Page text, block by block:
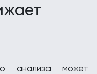
анализа может